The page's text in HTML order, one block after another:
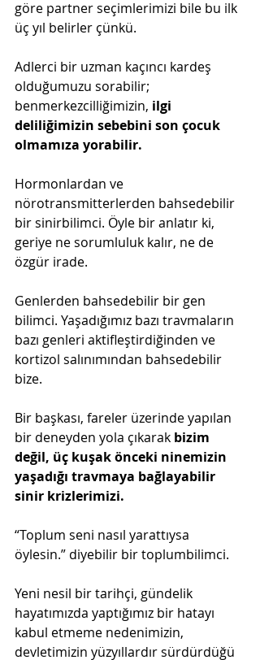
göre partner seçimlerimizi bile bu ilk
üç yıl belirler çünkü.
Adlerci bir uzman kaçıncı kardeş
olduğumuzu sorabilir;
benmerkezcilliğimizin, ilgi
deliliğimizin sebebini son çocuk
olmamıza yorabilir.
Hormonlardan ve
nörotransmitterlerden bahsedebilir
bir sinirbilimci. Öyle bir anlatır ki,
geriye ne sorumluluk kalır, ne de
özgür irade.
Genlerden bahsedebilir bir gen
bilimci. Yaşadığımız bazı travmaların
bazı genleri aktifleştirdiğinden ve
kortizol salınımından bahsedebilir
bize.
Bir başkası, fareler üzerinde yapılan
bir deneyden yola çıkarak bizim
değil, üç kuşak önceki ninemizin
yaşadığı travmaya bağlayabilir
sinir krizlerimizi.
“Toplum seni nasıl yarattıysa
öylesin.” diyebilir bir toplumbilimci.
Yeni nesil bir tarihçi, gündelik
hayatımızda yaptığımız bir hatayı
kabul etmeme nedenimizin,
devletimizin yüzyıllardır sürdürdüğü